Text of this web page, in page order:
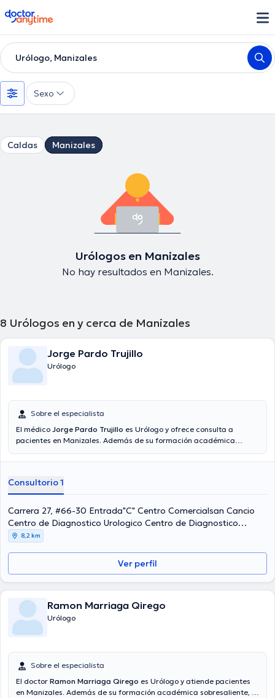
doctoranytime
Urólogo, Manizales
Sexo
Caldas Manizales
Urólogos en Manizales
No hay resultados en Manizales.
8 Urólogos en y cerca de Manizales
Jorge Pardo Trujillo
Urólogo
Sobre el especialista
El médico Jorge Pardo Trujillo es Urólogo y ofrece consulta a
pacientes en Manizales. Además de su formación académica
especialidad. El médico posee años de experiencia laboral en su
de diversas asociaciones médicas. Jorge Pardo Trujillo ha
intervenido en considerables conferencias con miras a tener una
formación continua en su campo de especialización y ha difundido
importantes artículos. Su consulta opcionalmente se puede llevar a
cabo en Español.
Consultorio 1
Carrera 27, #66-30 Entrada"C" Centro Comercialsan Cancio
Centro de Diagnostico Urologico Centro de Diagnostico
Urologico, Manizales
8,2 km
Ver perfil
Ramon Marriaga Qirego
Urólogo
Sobre el especialista
El doctor Ramon Marriaga Qirego es Urólogo y atiende pacientes
en Manizales. Además de su formación académica sobresaliente, el